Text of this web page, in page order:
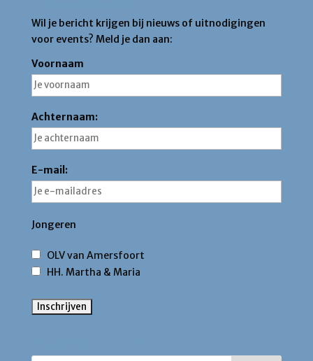
Wil je bericht krijgen bij nieuws of uitnodigingen
voor events? Meld je dan aan:
Voornaam
Achternaam:
E-mail:
Jongeren
OLV van Amersfoort
HH. Martha & Maria